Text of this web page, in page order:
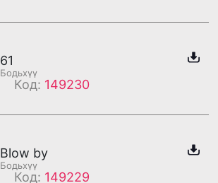
61
Бодьхүү
Код: 149230
Blow by
Бодьхүү
Код: 149229